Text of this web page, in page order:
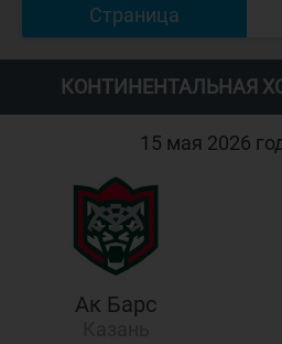
Страница
КОНТИНЕНТАЛЬНАЯ
15 мая 2026
Ак Барс